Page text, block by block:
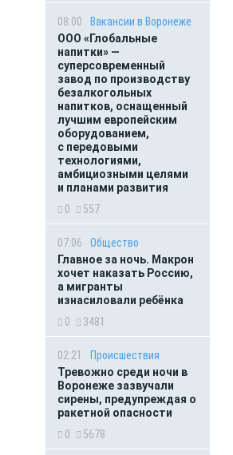
08:00
Вакансии в Воронеже
ООО «Глобальные
напитки» —
суперсовременный
завод по производству
безалкогольных
напитков, оснащенный
лучшим европейским
оборудованием,
с передовыми
технологиями,
амбициозными целями
и планами развития
0
557
07:06
Общество
Главное за ночь. Макрон
хочет наказать Россию,
а мигранты
изнасиловали ребёнка
0
3481
02:21
Происшествия
Тревожно среди ночи в
Воронеже зазвучали
сирены, предупреждая о
ракетной опасности
0
5678